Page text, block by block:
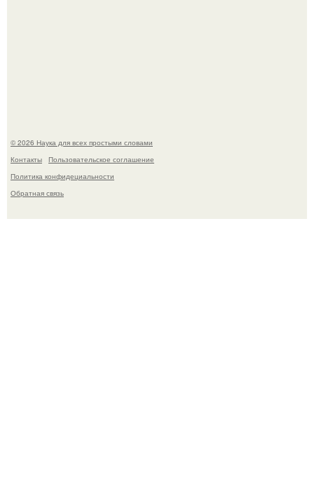
© 2026 Наука для всех простыми словами
Контакты
Пользовательское соглашение
Политика конфидециальности
Обратная связь